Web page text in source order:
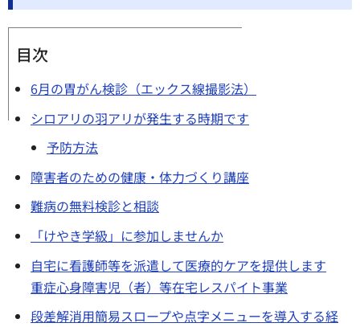
目次
6月の胃がん検診（エックス線撮影法）
シロアリの羽アリが発生する時期です
予防方法
障害者のための健康・体力づくり講座
難病の無料検診と相談
「けやき学級」に参加しませんか
自宅に看護師等を派遣して医療的ケアを提供します
重症心身障害児（者）等在宅レスパイト事業
段差解消用簡易スロープや点字メニューを導入する経